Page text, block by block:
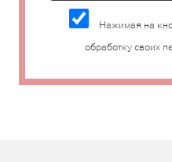
Нажимая на
обработку своих